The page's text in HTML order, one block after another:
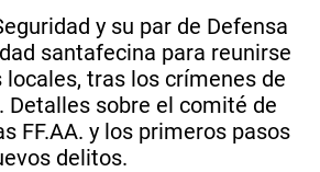
y su par de Defensa
santafecina para reunirse
locales, tras los crímenes de
Detalles sobre el comité de
FF.AA. y los primeros pasos
delitos.